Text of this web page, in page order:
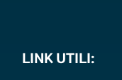
LINK UTILI: